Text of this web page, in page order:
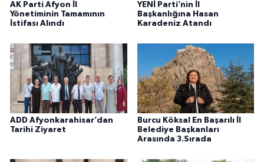
AK Parti Afyon İl
Yönetiminin Tamamının
İstifası Alındı
YENİ Parti’nin İl
Başkanlığına Hasan
Karadeniz Atandı
ADD Afyonkarahisar’dan
Tarihi Ziyaret
Burcu Köksal En Başarılı İl
Belediye Başkanları
Arasında 3.Sırada